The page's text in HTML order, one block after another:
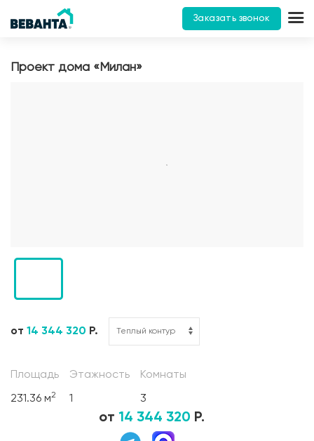
Заказать звонок
Проект дома «Милан»
от 14 344 320 Р.
Площадь
231.36 м2
Этажность
1
Комнаты
3
от 14 344 320 Р.